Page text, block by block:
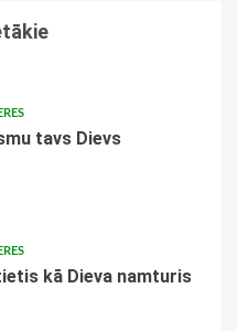
tavs Dievs
kā Dieva namturis